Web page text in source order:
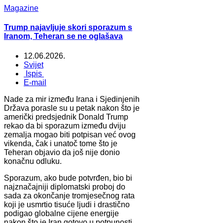
Magazine
Trump najavljuje skori sporazum s
Iranom, Teheran se ne oglašava
12.06.2026.
Svijet
Ispis
E-mail
Nade za mir između Irana i Sjedinjenih
Država porasle su u petak nakon što je
američki predsjednik Donald Trump
rekao da bi sporazum između dviju
zemalja mogao biti potpisan već ovog
vikenda, čak i unatoč tome što je
Teheran objavio da još nije donio
konačnu odluku.
Sporazum, ako bude potvrđen, bio bi
najznačajniji diplomatski proboj do
sada za okončanje tromjesečnog rata
koji je usmrtio tisuće ljudi i drastično
podigao globalne cijene energije